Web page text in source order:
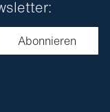
Abonnieren